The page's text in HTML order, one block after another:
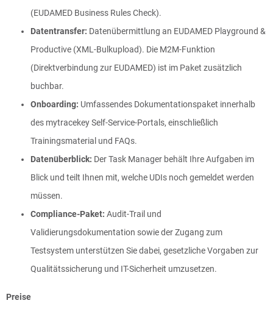
(EUDAMED Business Rules Check).
Datentransfer: Datenübermittlung an EUDAMED Playground &
Productive (XML-Bulkupload). Die M2M-Funktion
(Direktverbindung zur EUDAMED) ist im Paket zusätzlich
buchbar.
Onboarding: Umfassendes Dokumentationspaket innerhalb
des mytracekey Self-Service-Portals, einschließlich
Trainingsmaterial und FAQs.
Datenüberblick: Der Task Manager behält Ihre Aufgaben im
Blick und teilt Ihnen mit, welche UDIs noch gemeldet werden
müssen.
Compliance-Paket: Audit-Trail und
Validierungsdokumentation sowie der Zugang zum
Testsystem unterstützen Sie dabei, gesetzliche Vorgaben zur
Qualitätssicherung und IT-Sicherheit umzusetzen.
Preise